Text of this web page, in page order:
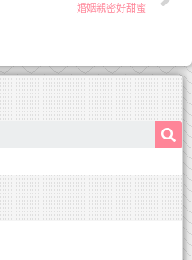
婚姻親密好甜蜜